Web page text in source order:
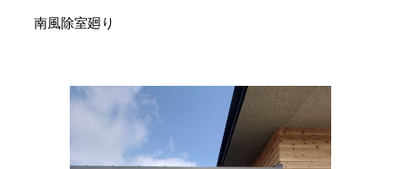
南風除室廻り